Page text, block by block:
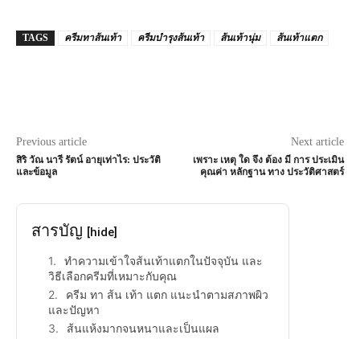
TAGS ครีมทาส้นเท้า ครีมบำรุงส้นเท้า ส้นเท้านุ่ม ส้นเท้าแตก
Previous article
สิริ วัณ นารี รัตน์ อายุเท่าไร: ประวัติ
และข้อมูล
Next article
เพราะ เหตุ ใด จึง ต้อง มี การ ประเมิน
คุณค่า หลักฐาน ทาง ประวัติศาสตร์
สารบัญ [hide]
ทำความเข้าใจส้นเท้าแตกในปัจจุบัน และ
วิธีเลือกครีมที่เหมาะกับคุณ
ครีม ทา ส้น เท้า แตก แนะนำตามสภาพผิว
และปัญหา
ส้นแห้งมากจนหนาและเป็นแผล